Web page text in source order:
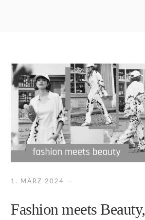
1. MÄRZ 2024
Fashion meets Beauty,